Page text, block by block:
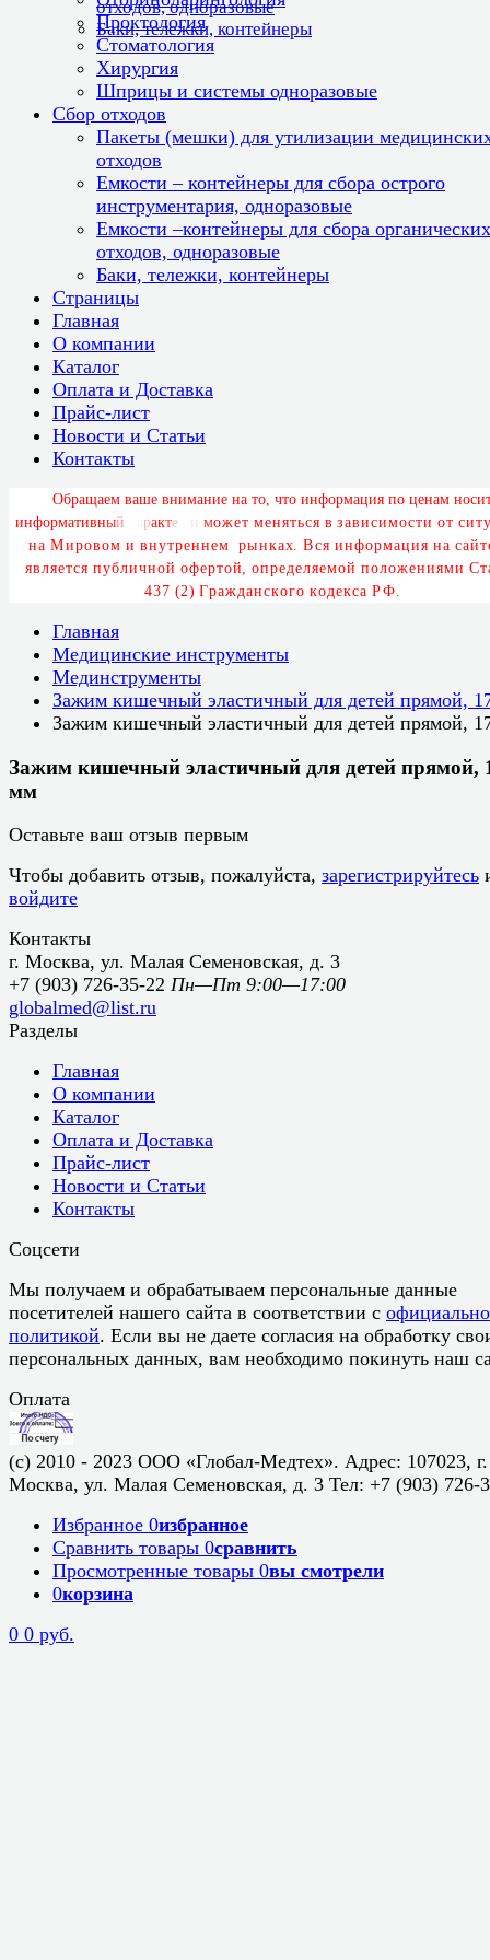
отходов, одноразовые
Баки, тележки, контейнеры
Проктология
Стоматология
Хирургия
Шприцы и системы одноразовые
Сбор отходов
Пакеты (мешки) для утилизации
отходов
Емкости – контейнеры для сбора острого
инструментария, одноразовые
Емкости –контейнеры для сбора органических
отходов, одноразовые
Баки, тележки, контейнеры
Страницы
Главная
О компании
Каталог
Оплата и Доставка
Прайс-лист
Новости и Статьи
Контакты
Обращаем ваше внимание на то, что информация по ценам носи
информативный аракте и может мен яться в зав и си мости от си ту
на Мировом и внутреннем рынках. Вся информация на сайт
является публичной офертой, определяемой положениями Ст
437 (2) Гражданского кодекса РФ.
Главная
Медицинские инструменты
Мединструменты
Зажим кишечный эластичный для детей прямой,
Зажим кишечный эластичный для детей прямой,
Зажим кишечный эластичный для детей прямой,
мм
Оставьте ваш отзыв первым
Чтобы добавить отзыв, пожалуйста, зарегистрируйтесь
войдите
Контакты
г. Москва, ул. Малая Семеновская, д. 3
+7 (903) 726-35-22 Пн—Пт 9:00—17:00
globalmed@list.ru
Разделы
Главная
О компании
Каталог
Оплата и Доставка
Прайс-лист
Новости и Статьи
Контакты
Соцсети
Мы получаем и обрабатываем персональные данные
посетителей нашего сайта в соответствии с
политикой. Если вы не даете согласия на обработку
персональных данных, вам необходимо покинуть наш
Оплата
(c) 2010 - 2023 ООО «Глобал-Медтех». Адрес: 107023, г.
Москва, ул. Малая Семеновская, д. 3 Тел: +7 (903) 726-
Избранное 0избранное
Сравнить товары 0сравнить
Просмотренные товары 0вы смотрели
0корзина
0 0 руб.